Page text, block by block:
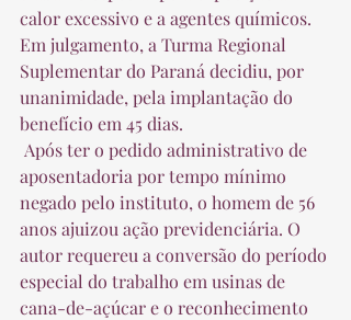
calor excessivo e a agentes químicos.
Em julgamento, a Turma Regional
Suplementar do Paraná decidiu, por
unanimidade, pela implantação do
benefício em 45 dias.
aposentadoria por tempo mínimo
negado pelo instituto, o homem de 56
anos ajuizou ação previdenciária. O
autor requereu a conversão do período
especial do trabalho em usinas de
cana-de-açúcar e o reconhecimento